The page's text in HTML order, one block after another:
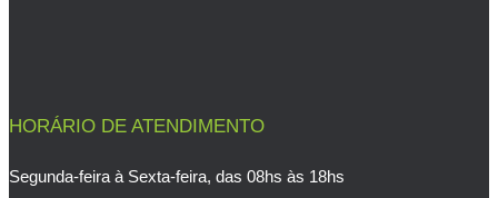
HORÁRIO DE ATENDIMENTO
Segunda-feira à Sexta-feira, das 08hs às 18hs